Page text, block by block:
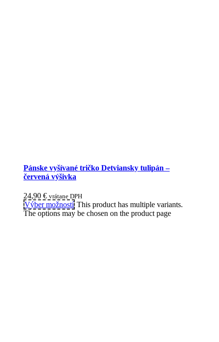
Pánske vyšívané tričko Detviansky tulipán –
červená výšivka
24,90 € vrátane DPH
Výber možností This product has multiple variants.
The options may be chosen on the product page